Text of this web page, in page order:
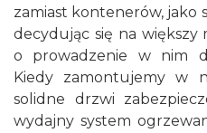
zamiast kontenerów, jako
decydując się na większy
o prowadzenie w nim
Kiedy zamontujemy w
solidne drzwi
wydajny system